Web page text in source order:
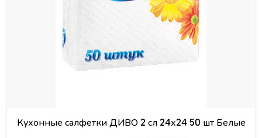
Кухонные салфетки ДИВО 2 сл 24х24 50 шт Белые